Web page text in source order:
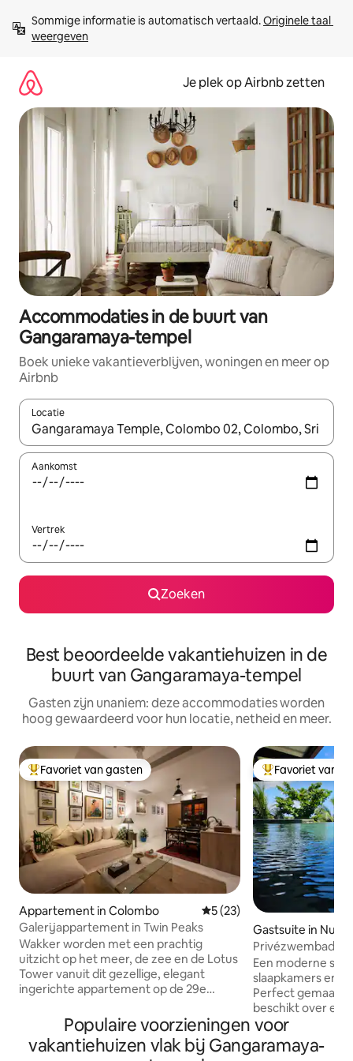
direct
naar
Sommige informatie is automatisch vertaald. Originele taal
weergeven
Je plek op Airbnb zetten
Accommodaties in de buurt van
Gangaramaya-tempel
Boek unieke vakantieverblijven, woningen en meer op
Airbnb
Locatie
Wanneer er resultaten beschikbaar zijn, maak je een keuze
Aankomst
Vertrek
Zoeken
Best beoordeelde vakantiehuizen in de
buurt van Gangaramaya-tempel
Gasten zijn unaniem: deze accommodaties worden
hoog gewaardeerd voor hun locatie, netheid en meer.
Topfavoriet van gasten
Favoriet van gasten
Appartement in Colombo Gemiddelde beoordeling
5 (23)
Galerijappartement in Twin Peaks
Wakker worden met een prachtig
uitzicht op het meer, de zee en de Lotus
Tower vanuit dit gezellige, elegant
ingerichte appartement op de 29e
wijk van Colombo. Loop naar de beste
bars, clubs, restaurants, cafés,
winkelcentra, salons, luxe hotels,
Topfavoriet van
Favoriet van
Gastsuite in
Privézwembad
Een moderne
slaapkamers en
Perfect gemaakt
beschikt over
een grote woon-
zwembad en
eigen lift/trap.
Populaire voorzieningen voor
vakantiehuizen vlak bij Gangaramaya-